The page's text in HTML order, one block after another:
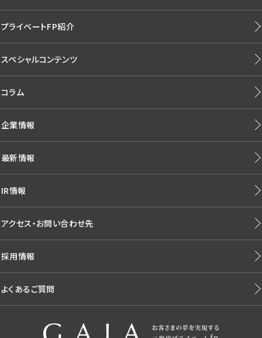
プライベートFP紹介
スペシャルコンテンツ
コラム
企業情報
最新情報
IR情報
アクセス・お問い合わせ先
採用情報
よくあるご質問